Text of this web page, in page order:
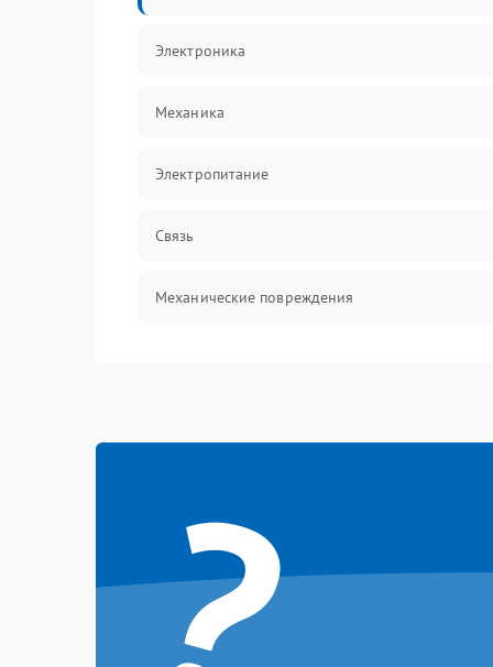
Электроника
Механика
Электропитание
Связь
Механические повреждения